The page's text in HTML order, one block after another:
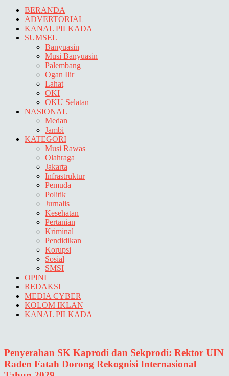
YouTube
BERANDA
ADVERTORIAL
KANAL PILKADA
SUMSEL
Banyuasin
Musi Banyuasin
Palembang
Ogan Ilir
Lahat
OKI
OKU Selatan
NASIONAL
Medan
Jambi
KATEGORI
Musi Rawas
Olahraga
Jakarta
Infrastruktur
Pemuda
Politik
Jurnalis
Kesehatan
Pertanian
Kriminal
Pendidikan
Korupsi
Sosial
SMSI
OPINI
REDAKSI
MEDIA CYBER
KOLOM IKLAN
KANAL PILKADA
Penyerahan SK Kaprodi dan Sekprodi: Rektor UIN
Raden Fatah Dorong Rekognisi Internasional